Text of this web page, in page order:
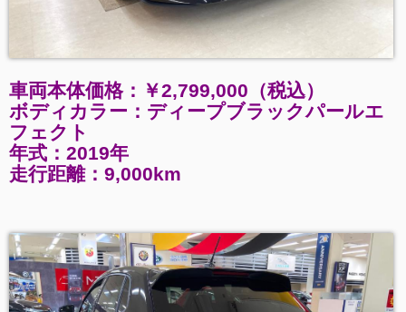
車両本体価格：￥2,799,000（税込）
ボディカラー：ディープブラックパールエ
フェクト
年式：2019年
走行距離：9,000km